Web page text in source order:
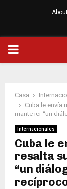
MENÚ
Casa
Cuba le envía
mantener “un
Internacionales
Cuba le
resalta
“un